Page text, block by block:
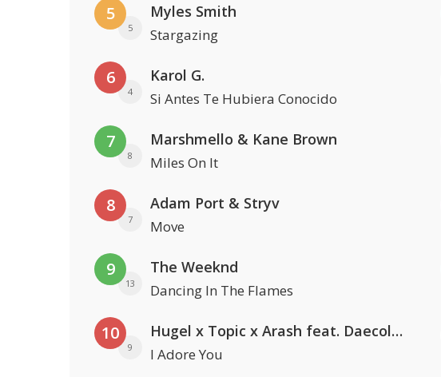
5
5
Myles Smith
Stargazing
6
4
Karol G.
Si Antes Te Hubiera Conocido
7
8
Marshmello & Kane Brown
Miles On It
8
7
Adam Port & Stryv
Move
9
13
The Weeknd
Dancing In The Flames
10
9
Hugel x Topic x Arash feat. Daecolm
I Adore You